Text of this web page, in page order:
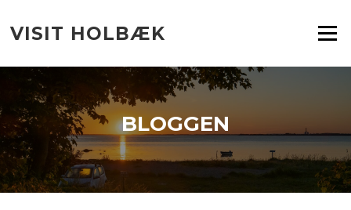
indhold
VISIT HOLBÆK Menu
BLOGGEN